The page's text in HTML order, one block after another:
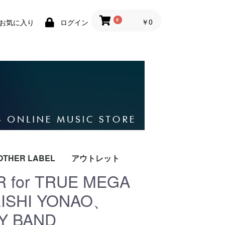
気に入り ログイン 0 ￥0
LABEL
NERVE
アウトレット
for TRUE MEGA
YONAO、
BAND